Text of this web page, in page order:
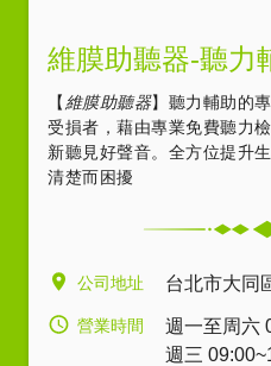
維膜助聽器-聽力
【 維膜助聽器】聽力輔助的
受損者，藉由專業免費聽力
新聽見好聲音。全方位提升
清楚而困擾
公司地址 台北市大同
營業時間
週一至周六
週三